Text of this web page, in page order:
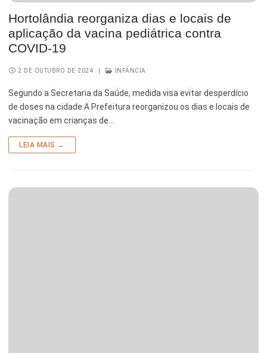
Hortolândia reorganiza dias e locais de
aplicação da vacina pediátrica contra
COVID-19
2 DE OUTUBRO DE 2024 INFÂNCIA
Segundo a Secretaria da Saúde, medida visa evitar desperdício
de doses na cidade A Prefeitura reorganizou os dias e locais de
vacinação em crianças de…
LEIA MAIS →